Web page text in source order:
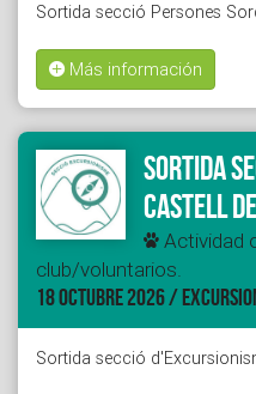
Sortida secció Persones
Más información
Sortida
Castell
Actividad
club/voluntarios.
18 OCTUBRE 2026 /
Sortida secció